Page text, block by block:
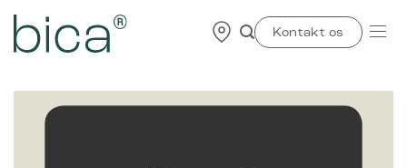
content
Kontakt os